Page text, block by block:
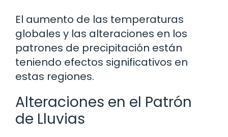
El aumento de las temperaturas
globales y las alteraciones en los
patrones de precipitación están
teniendo efectos significativos en
estas regiones.
Alteraciones en el Patrón
de Lluvias